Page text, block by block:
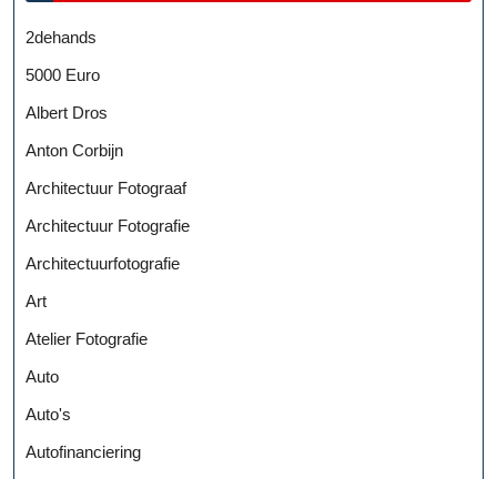
2dehands
5000 Euro
Albert Dros
Anton Corbijn
Architectuur Fotograaf
Architectuur Fotografie
Architectuurfotografie
Art
Atelier Fotografie
Auto
Auto's
Autofinanciering